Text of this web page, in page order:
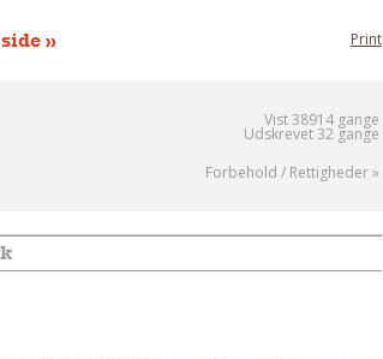
» Print
Vist 38914 gange
Udskrevet 32 gange
Forbehold / Rettigheder »